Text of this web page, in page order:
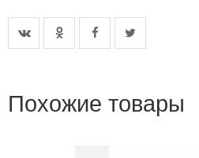
Похожие товары